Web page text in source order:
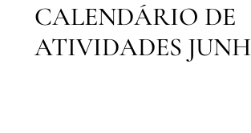
CALENDÁRIO DE
ATIVIDADES